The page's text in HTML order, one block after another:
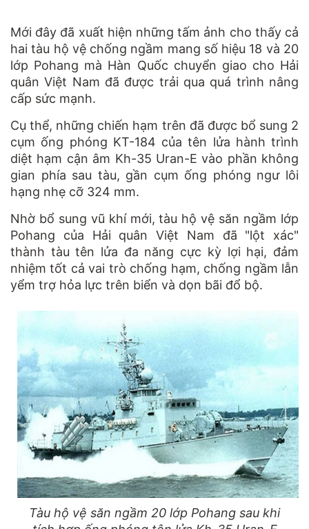
Mới đây đã xuất hiện những tấm ảnh cho thấy cả
hai tàu hộ vệ chống ngầm mang số hiệu 18 và 20
lớp Pohang mà Hàn Quốc chuyển giao cho Hải
quân Việt Nam đã được trải qua quá trình nâng
cấp sức mạnh.
Cụ thể, những chiến hạm trên đã được bổ sung 2
cụm ống phóng KT-184 của tên lửa hành trình
diệt hạm cận âm Kh-35 Uran-E vào phần không
gian phía sau tàu, gần cụm ống phóng ngư lôi
hạng nhẹ cỡ 324 mm.
Nhờ bổ sung vũ khí mới, tàu hộ vệ săn ngầm lớp
Pohang của Hải quân Việt Nam đã "lột xác"
thành tàu tên lửa đa năng cực kỳ lợi hại, đảm
nhiệm tốt cả vai trò chống hạm, chống ngầm lẫn
yểm trợ hỏa lực trên biển và dọn bãi đổ bộ.
Tàu hộ vệ săn ngầm 20 lớp Pohang sau khi